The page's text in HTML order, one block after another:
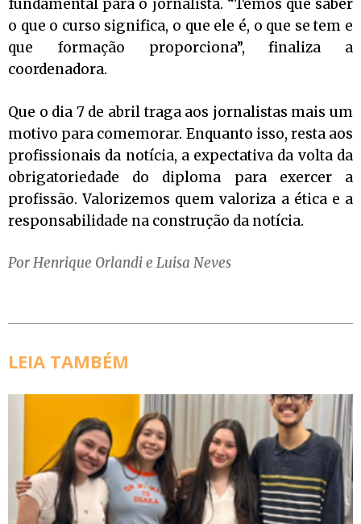
fundamental para o jornalista. “Temos que saber
o que o curso significa, o que ele é, o que se tem e
que formação proporciona”, finaliza a
coordenadora.
Que o dia 7 de abril traga aos jornalistas mais um
motivo para comemorar. Enquanto isso, resta aos
profissionais da notícia, a expectativa da volta da
obrigatoriedade do diploma para exercer a
profissão. Valorizemos quem valoriza a ética e a
responsabilidade na construção da notícia.
Por Henrique Orlandi e Luisa Neves
LEIA TAMBÉM